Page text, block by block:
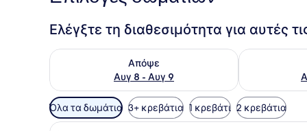
Ελέγξτε τη διαθεσιμότητα για αυτές
Απόψε
Αυγ 8 - Αυγ 9
Έλεγχος διαθεσιμότητας για απόψε Αυγ 8 - Αυγ 9
Έλεγχος
Διαθέσιμα
φίλτρα
Όλα τα δωμάτια 3+ κρεβάτια 1 κρεβάτι 2 κρεβάτια
Ένας ευρύχωρος χώρος